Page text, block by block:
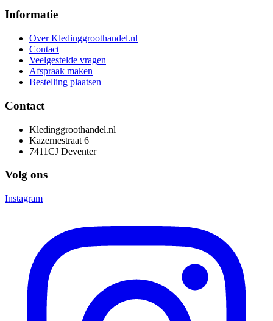
Informatie
Over Kledinggroothandel.nl
Contact
Veelgestelde vragen
Afspraak maken
Bestelling plaatsen
Contact
Kledinggroothandel.nl
Kazernestraat 6
7411CJ Deventer
Volg ons
Instagram